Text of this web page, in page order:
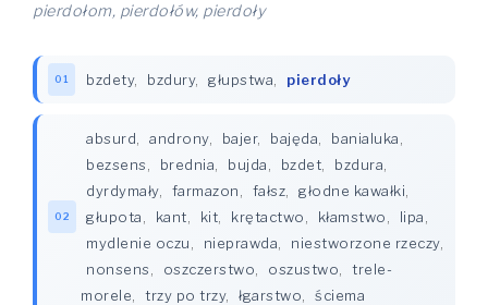
pierdołom, pierdołów, pierdoły
01 bzdety, bzdury, głupstwa pierdoły
02
absurd androny, bajer, bajęda banialuka
bezsens
brednia bujda bzdet bzdura
dyrdymały, farmazon fałsz głodne kawałki
głupota
kant kit krętactwo kłamstwo lipa
mydlenie oczu
nieprawda niestworzone rzeczy,
nonsens
oszczerstwo oszustwo
trele-
morele
trzy po trzy, łgarstwo ściema